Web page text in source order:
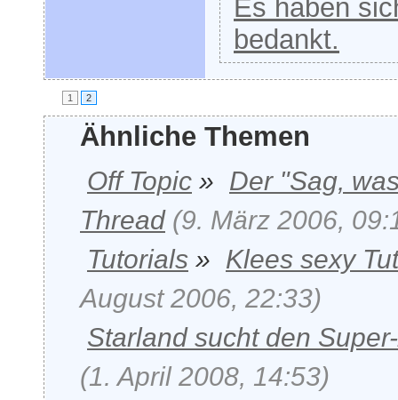
Es haben
bedankt.
1 2
Ähnliche Themen
Off Topic » Der "Sag,
Thread (9. März 2006,
Tutorials » Klees sexy
August 2006, 22:33)
Starland sucht den
(1. April 2008, 14:53)